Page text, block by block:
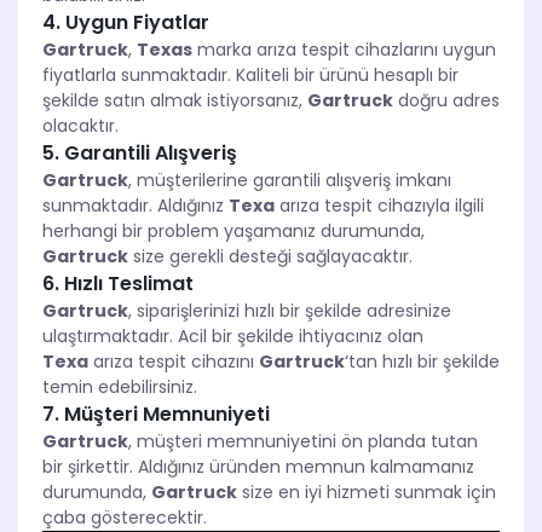
4. Uygun Fiyatlar
Gartruck, Texas marka arıza tespit cihazlarını uygun
fiyatlarla sunmaktadır. Kaliteli bir ürünü hesaplı bir
şekilde satın almak istiyorsanız, Gartruck doğru adres
olacaktır.
5. Garantili Alışveriş
Gartruck, müşterilerine garantili alışveriş imkanı
sunmaktadır. Aldığınız Texa arıza tespit cihazıyla ilgili
herhangi bir problem yaşamanız durumunda,
Gartruck size gerekli desteği sağlayacaktır.
6. Hızlı Teslimat
Gartruck, siparişlerinizi hızlı bir şekilde adresinize
ulaştırmaktadır. Acil bir şekilde ihtiyacınız olan
Texa arıza tespit cihazını Gartruck‘tan hızlı bir şekilde
temin edebilirsiniz.
7. Müşteri Memnuniyeti
Gartruck, müşteri memnuniyetini ön planda tutan
bir şirkettir. Aldığınız üründen memnun kalmamanız
durumunda, Gartruck size en iyi hizmeti sunmak için
çaba gösterecektir.